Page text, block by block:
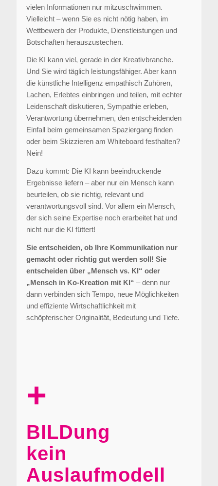
vielen Informationen nur mitzuschwimmen.
Vielleicht – wenn Sie es nicht nötig haben, im
Wettbewerb der Produkte, Dienstleistungen und
Botschaften herauszustechen.
Die KI kann viel, gerade in der Kreativbranche.
Und Sie wird täglich leistungsfähiger. Aber kann
die künstliche Intelligenz empathisch Zuhören,
Lachen, Erlebtes einbringen und teilen, mit echter
Leidenschaft diskutieren, Sympathie erleben,
Verantwortung übernehmen, den entscheidenden
Einfall beim gemeinsamen Spaziergang finden
oder beim Skizzieren am Whiteboard festhalten?
Nein!
Dazu kommt: Die KI kann beeindruckende
Ergebnisse liefern – aber nur ein Mensch kann
beurteilen, ob sie richtig, relevant und
verantwortungsvoll sind. Vor allem ein Mensch,
der sich seine Expertise noch erarbeitet hat und
nicht nur die KI füttert!
Sie entscheiden, ob Ihre Kommunikation nur
gemacht oder richtig gut werden soll! Sie
entscheiden über „Mensch vs. KI“ oder
„Mensch in Ko-Kreation mit KI“ – denn nur
dann verbinden sich Tempo, neue Möglichkeiten
und effiziente Wirtschaftlichkeit mit
schöpferischer Originalität, Bedeutung und Tiefe.
+
BILDung
kein
Auslaufmodell